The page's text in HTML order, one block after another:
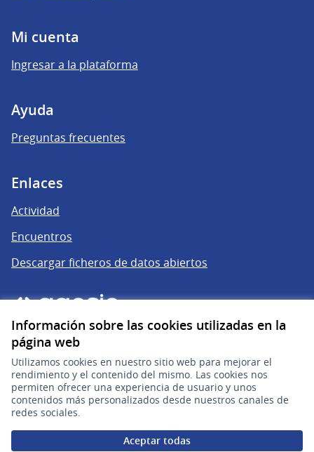
Información sobre las cookies utilizadas en la
página web
Utilizamos cookies en nuestro sitio web para mejorar el
rendimiento y el contenido del mismo. Las cookies nos
permiten ofrecer una experiencia de usuario y unos
contenidos más personalizados desde nuestros canales de
redes sociales.
Aceptar todas
Mi cuenta
Ingresar a la plataforma
Ayuda
Preguntas frecuentes
Enlaces
Actividad
Encuentros
Descargar ficheros de datos abiertos
gub.uy
(Enlace externo)
Sitio oficial de la República Oriental del Uruguay